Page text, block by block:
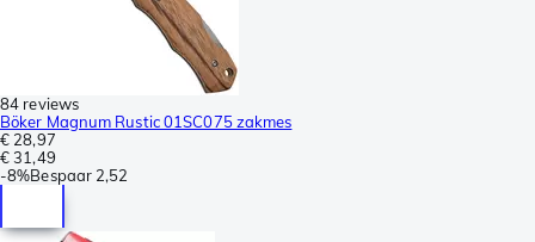
84 reviews
Böker Magnum Rustic 01SC075 zakmes
€ 28,97
€ 31,49
-8%Bespaar 2,52